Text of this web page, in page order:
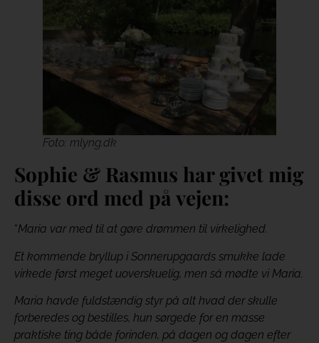
Foto: mlyng.dk
Sophie & Rasmus har givet mig
disse ord med på vejen:
“Maria var med til at gøre drømmen til virkelighed.
Et kommende bryllup i Sonnerupgaards smukke lade
virkede først meget uoverskuelig, men så mødte vi Maria.
Maria havde fuldstændig styr på alt hvad der skulle
forberedes og bestilles, hun sørgede for en masse
praktiske ting både forinden, på dagen og dagen efter